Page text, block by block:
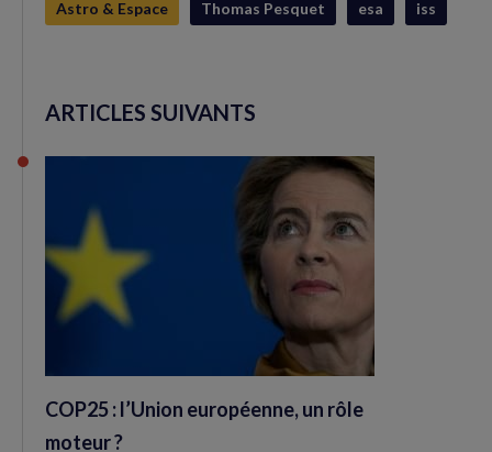
Astro & Espace Thomas Pesquet esa iss
ARTICLES SUIVANTS
COP25 : l’Union européenne, un rôle
moteur ?